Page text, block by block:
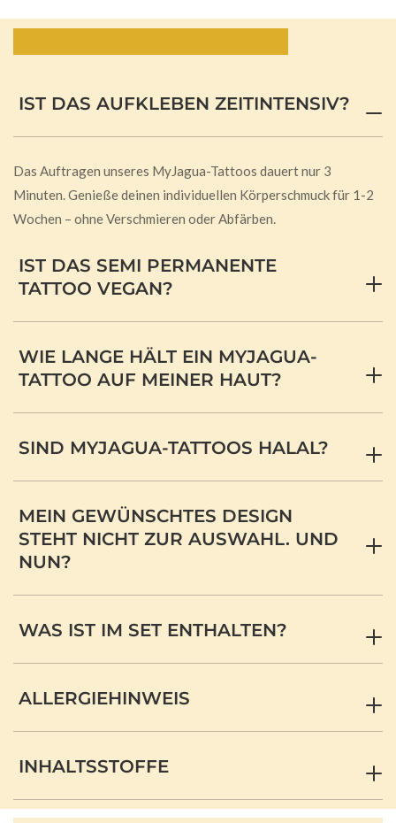
IST DAS AUFKLEBEN ZEITINTENSIV?
Das Auftragen unseres MyJagua-Tattoos dauert nur 3
Minuten. Genieße deinen individuellen Körperschmuck für 1-2
Wochen – ohne Verschmieren oder Abfärben.
IST DAS SEMI PERMANENTE
TATTOO VEGAN?
WIE LANGE HÄLT EIN MYJAGUA-
TATTOO AUF MEINER HAUT?
SIND MYJAGUA-TATTOOS HALAL?
MEIN GEWÜNSCHTES DESIGN
STEHT NICHT ZUR AUSWAHL. UND
NUN?
WAS IST IM SET ENTHALTEN?
ALLERGIEHINWEIS
INHALTSSTOFFE